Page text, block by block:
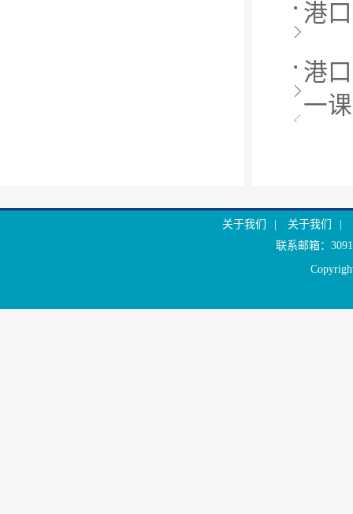
港
港
一课
关于我们 关于我们
联系邮箱：